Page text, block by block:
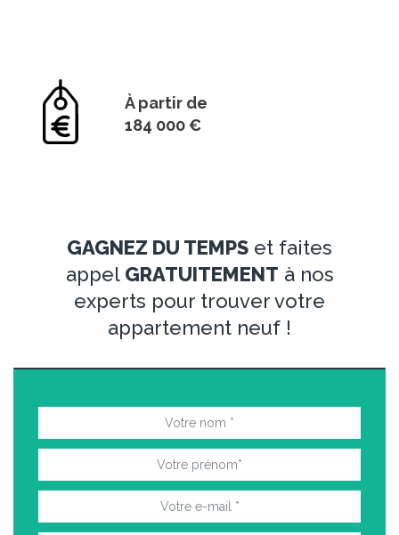
À partir de
184 000 €
GAGNEZ DU TEMPS et faites
appel GRATUITEMENT à nos
experts pour trouver votre
appartement neuf !